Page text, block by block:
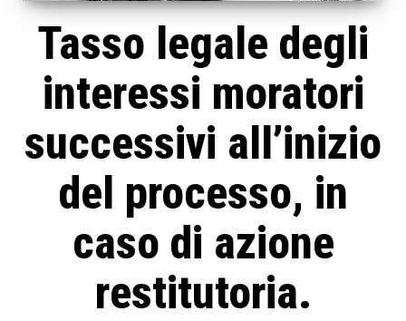
Tasso legale degli
interessi moratori
successivi all’inizio
del processo, in
caso di azione
restitutoria.